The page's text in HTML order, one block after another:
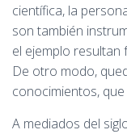
científica, la
son también
el ejemplo resultan
De otro modo,
conocimientos,
A mediados del